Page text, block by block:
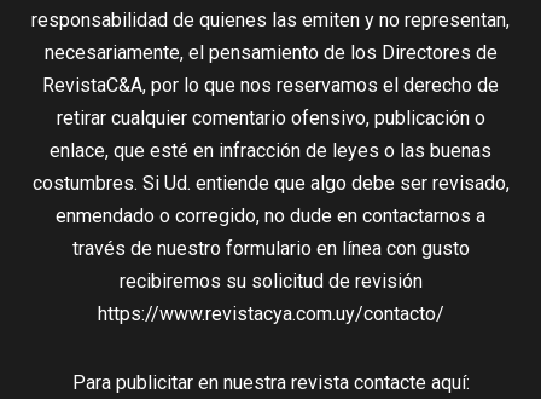
responsabilidad de quienes las emiten y no representan,
necesariamente, el pensamiento de los Directores de
RevistaC&A, por lo que nos reservamos el derecho de
retirar cualquier comentario ofensivo, publicación o
enlace, que esté en infracción de leyes o las buenas
costumbres. Si Ud. entiende que algo debe ser revisado,
enmendado o corregido, no dude en contactarnos a
través de nuestro formulario en línea con gusto
recibiremos su solicitud de revisión
https://www.revistacya.com.uy/contacto/
Para publicitar en nuestra revista contacte aquí: